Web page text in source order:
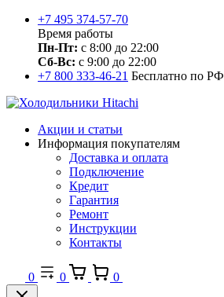
+7 495 374-57-70
Время работы
Пн-Пт: с 8:00 до 22:00
Сб-Вс: с 9:00 до 22:00
+7 800 333-46-21 Бесплатно по РФ
Акции и статьи
Информация покупателям
Доставка и оплата
Подключение
Кредит
Гарантия
Ремонт
Инструкции
Контакты
0 0 0